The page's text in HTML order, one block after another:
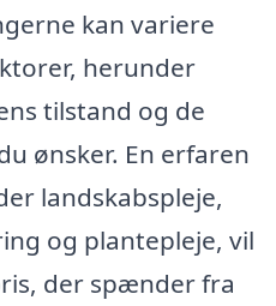
kan variere
herunder
tilstand og de
ønsker. En erfaren
landskabspleje,
og plantepleje, vil
der spænder fra